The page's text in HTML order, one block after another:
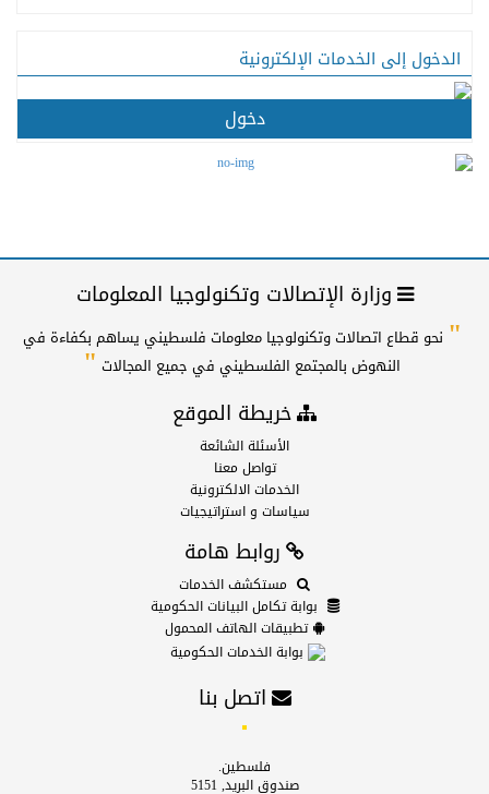
الدخول إلى الخدمات الإلكترونية
دخول
وزارة الإتصالات وتكنولوجيا المعلومات
" نحو قطاع اتصالات وتكنولوجيا معلومات فلسطيني يساهم بكفاءة في
النهوض بالمجتمع الفلسطيني في جميع المجالات"
خريطة الموقع
الأسئلة الشائعة
تواصل معنا
الخدمات الالكترونية
سياسات و استراتيجيات
روابط هامة
مستكشف الخدمات
بوابة تكامل البيانات الحكومية
تطبيقات الهاتف المحمول
بوابة الخدمات الحكومية
اتصل بنا
فلسطين.
صندوق البريد, 5151